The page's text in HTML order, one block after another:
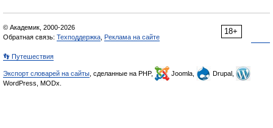
18+
© Академик, 2000-2026
Обратная связь: Техподдержка Реклама на сайте
👣 Путешествия
Экспорт словарей на сайты , сделанные на PHP, Joomla,
Drupal,
WordPress, MODx.